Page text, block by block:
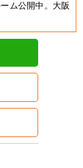
ム公開中。大阪